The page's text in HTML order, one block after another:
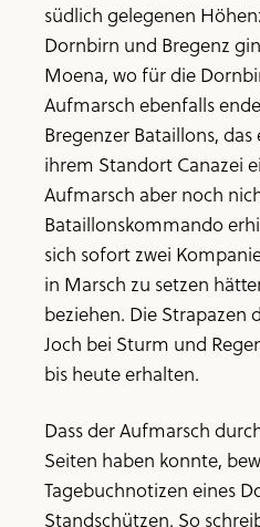
südlich gelegenen
Dornbirn und Bregenz
Moena, wo für die
Aufmarsch ebenfalls
Bregenzer Bataillons, das
ihrem Standort Canazei
Aufmarsch aber noch
Bataillonskommando
sich sofort zwei
in Marsch zu setzen
beziehen. Die Strapazen
Joch bei Sturm und
bis heute erhalten.
Dass der Aufmarsch
Seiten haben konnte,
Tagebuchnotizen eines
Standschützen. So